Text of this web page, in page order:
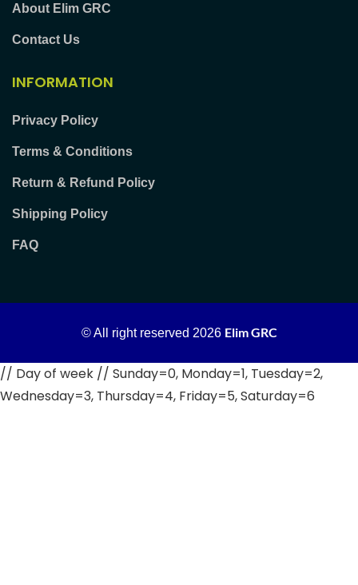
About Elim GRC
Contact Us
INFORMATION
Privacy Policy
Terms & Conditions
Return & Refund Policy
Shipping Policy
FAQ
© All right reserved 2026 Elim GRC
// Day of week // Sunday=0, Monday=1, Tuesday=2,
Wednesday=3, Thursday=4, Friday=5, Saturday=6